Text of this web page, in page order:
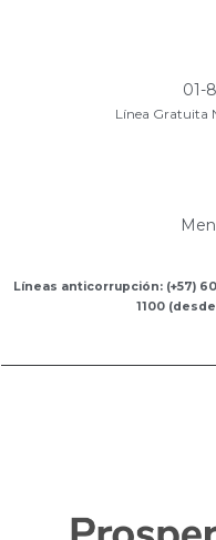
01-
Línea Gratuita
Líneas anticorrupción: (+57)
1100